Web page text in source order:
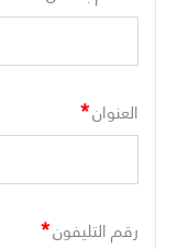
العنوان*
رقم التليفون*